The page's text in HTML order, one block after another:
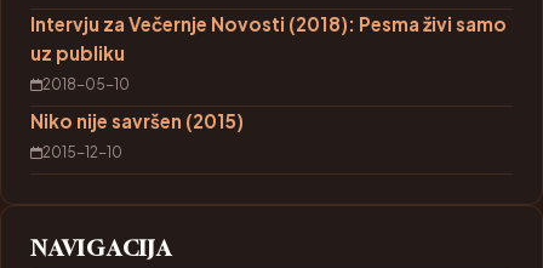
Intervju za Večernje Novosti (2018): Pesma živi samo
uz publiku
2018-05-10
Niko nije savršen (2015)
2015-12-10
NAVIGACIJA